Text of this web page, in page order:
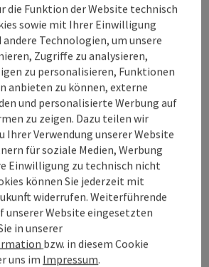
Genüsse und ausreichend
Großteils ist das Gelände leicht
werden dafür mit
belohnt.
in 2 Teilen als Braunauer Runde
Runde (58 km) gefahren
Neukirchen und Uttendorf
Verbindungsstrecke besteht!
die Funktion der Website technisch
sowie mit Ihrer Einwilligung
andere Technologien, um unsere
Zugriffe zu analysieren,
zu personalisieren, Funktionen
anbieten zu können, externe
und personalisierte Werbung auf
zu zeigen. Dazu teilen wir
Verwendung unserer Website
für soziale Medien, Werbung
Einwilligung zu technisch nicht
können Sie jederzeit mit
widerrufen. Weiterführende
unserer Website eingesetzten
in unserer
bzw. in diesem Cookie
uns im Impressum.